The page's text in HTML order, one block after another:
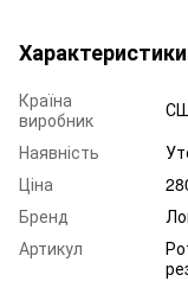
Характеристики
Країна
виробник
Наявність
Ціна
Бренд
Артикул